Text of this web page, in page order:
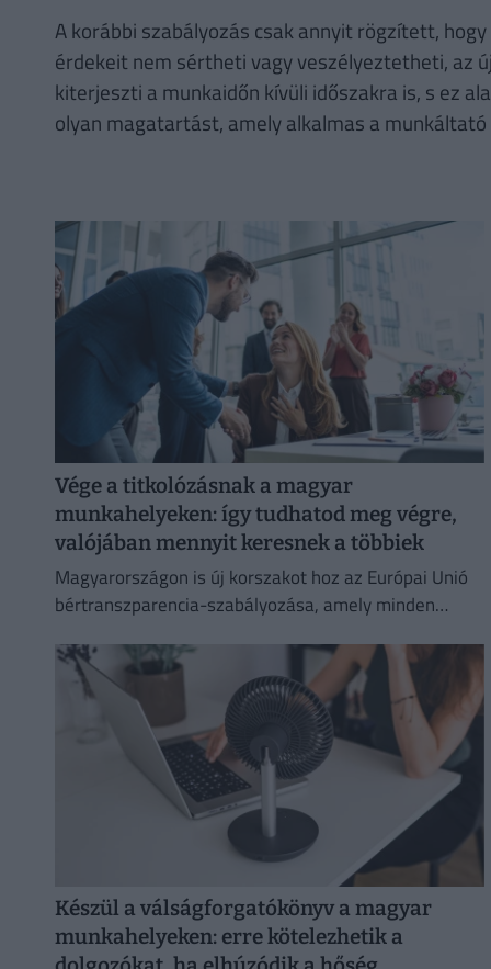
A korábbi szabályozás csak annyit rögzített,
érdekeit nem sértheti vagy veszélyeztetheti, az
kiterjeszti a munkaidőn kívüli időszakra is, s ez
olyan magatartást, amely alkalmas a
Vége a titkolózásnak a magyar
munkahelyeken: így tudhatod meg végre,
valójában mennyit keresnek a többiek
Magyarországon is új korszakot hoz az Európai Unió
bértranszparencia-szabályozása, amely minden
Készül a válságforgatókönyv a magyar
munkahelyeken: erre kötelezhetik a